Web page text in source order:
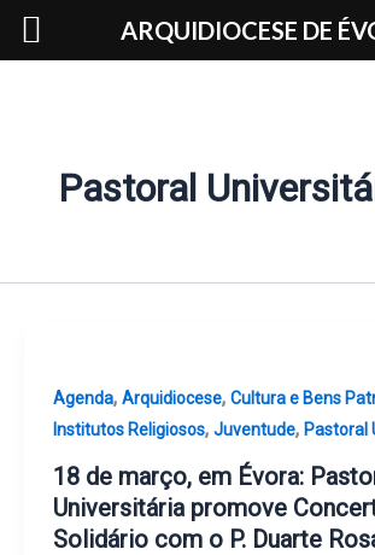
Skip
Pastoral
Agenda, Arquidiocese, Cultura e Bens
Institutos Religiosos, Juventude, Pastoral
18 de março, em Évora:
Universitária promove
Solidário com o P. Duarte
ARQUIDIOCESE DE